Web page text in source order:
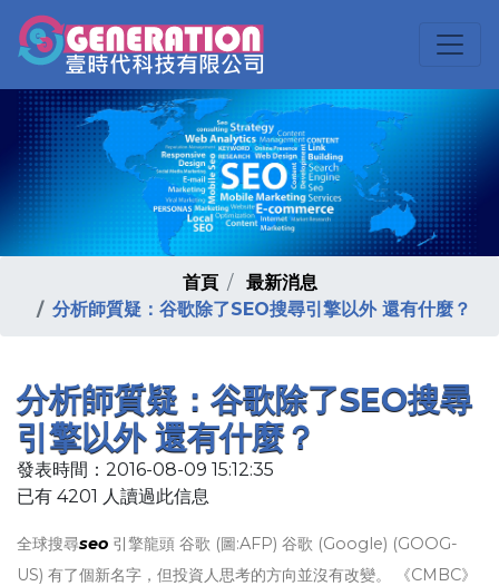
首頁
最新消息
分析師質疑：谷歌除了SEO搜尋引擎以外 還有什麼？
分析師質疑：谷歌除了SEO搜尋
引擎以外 還有什麼？
發表時間：2016-08-09 15:12:35
已有 4201 人讀過此信息
全球搜尋seo 引擎龍頭 谷歌 (圖:AFP) 谷歌 (Google) (GOOG-
US) 有了個新名字，但投資人思考的方向並沒有改變。 《CMBC》